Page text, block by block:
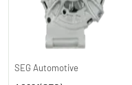
SEG Automotive